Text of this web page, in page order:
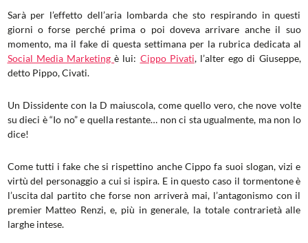
Sarà per l’effetto dell’aria lombarda che sto respirando in questi
giorni o forse perché prima o poi doveva arrivare anche il suo
momento, ma il fake di questa settimana per la rubrica dedicata al
Social Media Marketingè lui: Cippo Pivati, l’alter ego di Giuseppe,
detto Pippo, Civati.
Un Dissidente con la D maiuscola, come quello vero, che nove volte
su dieci è “Io no” e quella restante… non ci sta ugualmente, ma non lo
dice!
Come tutti i fake che si rispettino anche Cippo fa suoi slogan, vizi e
virtù del personaggio a cui si ispira. E in questo caso il tormentone è
l’uscita dal partito che forse non arriverà mai, l’antagonismo con il
premier Matteo Renzi, e, più in generale, la totale contrarietà alle
larghe intese.